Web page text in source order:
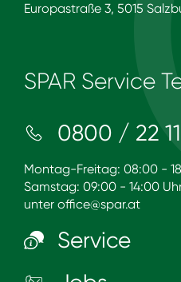
Europastraße 3, 5015
SPAR Service
0800 / 22
Montag-Freitag: 08:00 -
Samstag: 09:00 - 14:00
unter office@spar.at
Service